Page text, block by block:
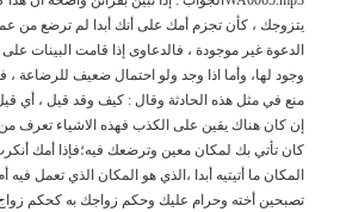
يتزوجك ، كأن تجزم أمك على أنك أبدا لم ترضع من
الدعوة غير موجودة ، فالدعاوى إذا قامت البينات
وجود لها، وأما اذا وجد ولو احتمال ضعيف للرضاعة ،
منع في مثل هذه الحادثة وقال : كيف وقد قيل ، أي
إن كان هناك يقين على الكذب فهذه الاشياء تعرف
كان تأتي بك لمكان معين وترضعك فيه؛فإذا أمك
المكان ما أتيتيه أبدا ،الذي هو المكان الذي تعمل
تصبحين أخته وحرام عليك وحكم زواجك به كحكم زواج